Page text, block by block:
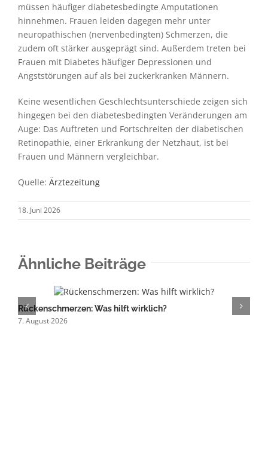
müssen häufiger diabetesbedingte Amputationen
hinnehmen. Frauen leiden dagegen mehr unter
neuropathischen (nervenbedingten) Schmerzen, die
zudem oft stärker ausgeprägt sind. Außerdem treten bei
Frauen mit Diabetes häufiger Depressionen und
Angststörungen auf als bei zuckerkranken Männern.
Keine wesentlichen Geschlechtsunterschiede zeigen sich
hingegen bei den diabetesbedingten Veränderungen am
Auge: Das Auftreten und Fortschreiten der diabetischen
Retinopathie, einer Erkrankung der Netzhaut, ist bei
Frauen und Männern vergleichbar.
Quelle: Ärztezeitung
18. Juni 2026
Ähnliche Beiträge
Rückenschmerzen: Was hilft wirklich?
7. August 2026